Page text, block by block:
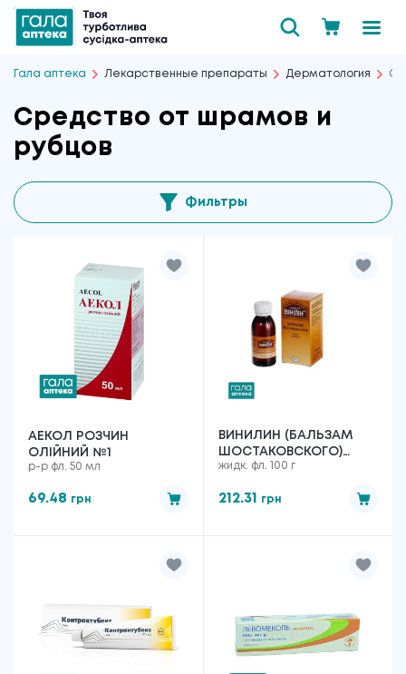
Гала аптека Лекарственные препараты Дерматология
Средство от шрамов и
рубцов
Фильтры
АЕКОЛ РОЗЧИН
ОЛІЙНИЙ №1
р-р фл. 50 мл
69.48 грн
ВИНИЛИН (БАЛЬЗАМ
ШОСТАКОВСКОГО)
ЖИДКОСТЬ Н/К ПО 100
жидк. фл. 100 г
212.31 грн